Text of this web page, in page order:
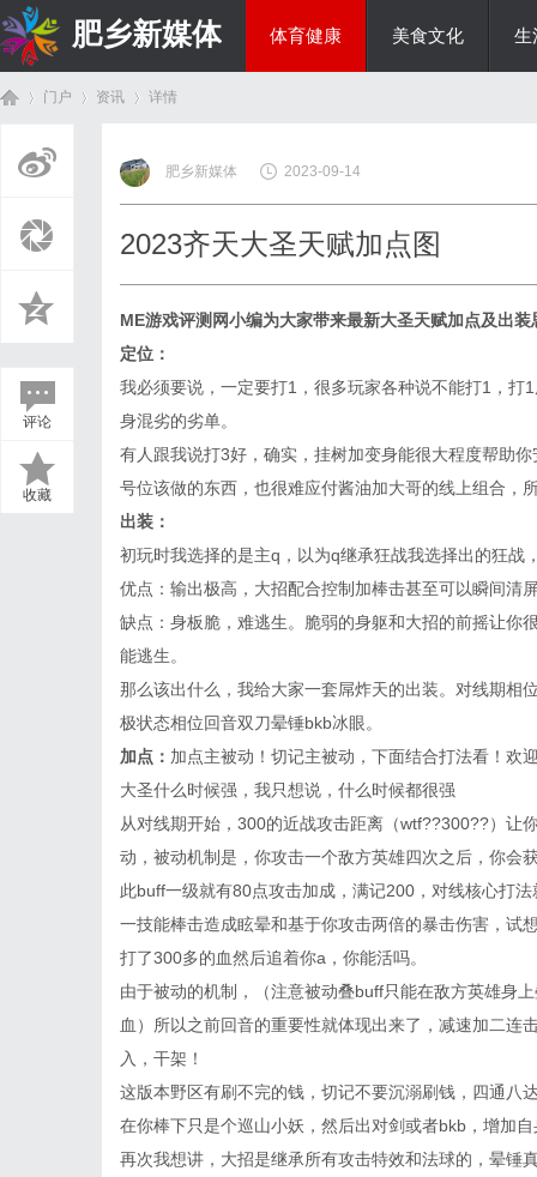
肥乡新媒体 体育健康 美食文化 生
门户 资讯
›
详情
评论
收藏
肥乡新媒体 2023-09-14
2023齐天大圣天赋加点图
ME游戏评测网小编为大家带来最新大圣天赋加点及出装
定位：
我必须要说，一定要打1，很多玩家各种说不能打1，
身混劣的劣单。
有人跟我说打3好，确实，挂树加变身能很大程度帮助
号位该做的东西，也很难应付酱油加大哥的线上组合，
出装：
初玩时我选择的是主q，以为q继承狂战我选择出的狂
优点：输出极高，大招配合控制加棒击甚至可以瞬间清
缺点：身板脆，难逃生。脆弱的身躯和大招的前摇让你
能逃生。
那么该出什么，我给大家一套屌炸天的出装。对线期相
极状态相位回音双刀晕锤bkb冰眼。
加点： 加点主被动！切记主被动，下面结合打法看！欢
大圣什么时候强，我只想说，什么时候都很强
从对线期开始，300的近战攻击距离（wtf??300??）让
动，被动机制是，你攻击一个敌方英雄四次之后，你会
此buff一级就有80点攻击加成，满记200，对线核心打
一技能棒击造成眩晕和基于你攻击两倍的暴击伤害，试
打了300多的血然后追着你a，你能活吗。
由于被动的机制，（注意被动叠buff只能在敌方英雄身
血）所以之前回音的重要性就体现出来了，减速加二连
入，干架！
这版本野区有刷不完的钱，切记不要沉溺刷钱，四通八
在你棒下只是个巡山小妖，然后出对剑或者bkb，增加
再次我想讲，大招是继承所有攻击特效和法球的，晕锤